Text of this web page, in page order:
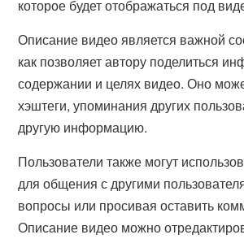
которое будет отображаться под
Описание видео является важной
как позволяет автору поделиться
содержании и целях видео. Оно
хэштеги, упоминания других
другую информацию.
Пользователи также могут
для общения с другими
вопросы или просивая оставить
Описание видео можно